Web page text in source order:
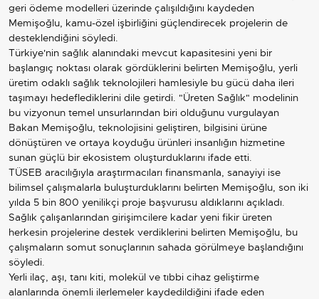
geri ödeme modelleri üzerinde çalışıldığını kaydeden
Memişoğlu, kamu-özel işbirliğini güçlendirecek projelerin de
desteklendiğini söyledi.
Türkiye'nin sağlık alanındaki mevcut kapasitesini yeni bir
başlangıç noktası olarak gördüklerini belirten Memişoğlu, yerli
üretim odaklı sağlık teknolojileri hamlesiyle bu gücü daha ileri
taşımayı hedeflediklerini dile getirdi. "Üreten Sağlık" modelinin
bu vizyonun temel unsurlarından biri olduğunu vurgulayan
Bakan Memişoğlu, teknolojisini geliştiren, bilgisini ürüne
dönüştüren ve ortaya koyduğu ürünleri insanlığın hizmetine
sunan güçlü bir ekosistem oluşturduklarını ifade etti.
TÜSEB aracılığıyla araştırmacıları finansmanla, sanayiyi ise
bilimsel çalışmalarla buluşturduklarını belirten Memişoğlu, son iki
yılda 5 bin 800 yenilikçi proje başvurusu aldıklarını açıkladı.
Sağlık çalışanlarından girişimcilere kadar yeni fikir üreten
herkesin projelerine destek verdiklerini belirten Memişoğlu, bu
çalışmaların somut sonuçlarının sahada görülmeye başlandığını
söyledi.
Yerli ilaç, aşı, tanı kiti, molekül ve tıbbi cihaz geliştirme
alanlarında önemli ilerlemeler kaydedildiğini ifade eden